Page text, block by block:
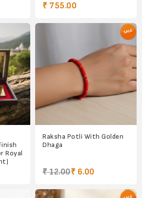
₹ 755.00
Royal
Raksha Potli With Golden
Dhaga
₹ 12.00₹ 6.00